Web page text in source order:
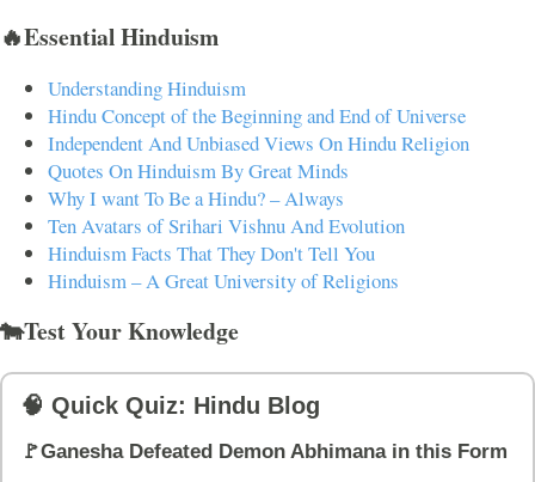
🔥Essential Hinduism
Understanding Hinduism
Hindu Concept of the Beginning and End of Universe
Independent And Unbiased Views On Hindu Religion
Quotes On Hinduism By Great Minds
Why I want To Be a Hindu? – Always
Ten Avatars of Srihari Vishnu And Evolution
Hinduism Facts That They Don't Tell You
Hinduism – A Great University of Religions
🐄Test Your Knowledge
🧠 Quick Quiz: Hindu Blog
🚩Ganesha Defeated Demon Abhimana in this Form